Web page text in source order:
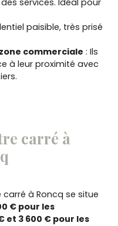
services. Idéal pour
paisible, très prisé
commerciale : Ils
à leur proximité avec
carré à
carré à Roncq se situe
€ pour les
et 3 600 € pour les